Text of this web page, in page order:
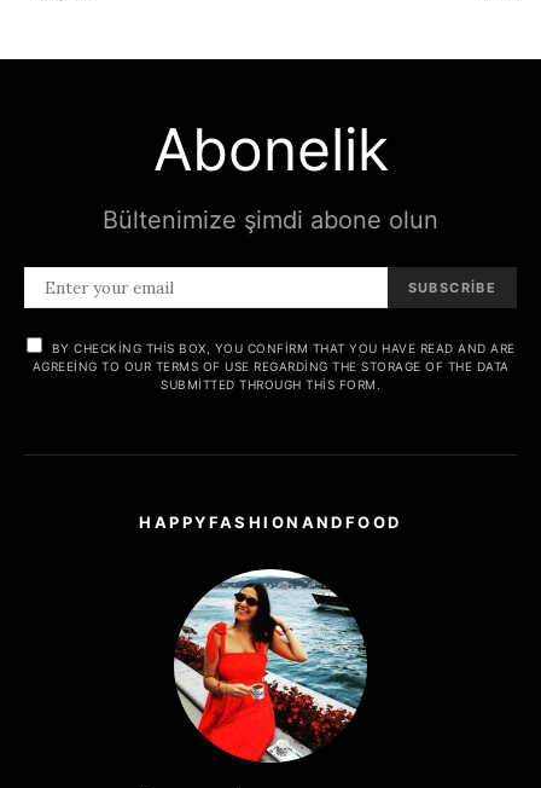
Abonelik
Bültenimize şimdi abone olun
SUBSCRIBE
BY CHECKING THIS BOX, YOU CONFIRM THAT YOU HAVE READ AND ARE
AGREEING TO OUR TERMS OF USE REGARDING THE STORAGE OF THE DATA
SUBMITTED THROUGH THIS FORM.
HAPPYFASHIONANDFOOD